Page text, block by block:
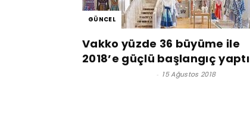
GÜNCEL
Vakko yüzde 36 büyüme ile
2018’e güçlü başlangıç yaptı
- 15 Ağustos 2018